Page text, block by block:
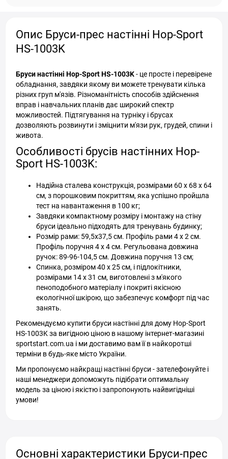
Опис Бруси-прес настінні Hop-Sport
HS-1003K
Бруси настінні Hop-Sport HS-1003K- це просте і перевірене
обладнання, завдяки якому ви можете тренувати кілька
різних груп м'язів. Різноманітність способів здійснення
вправ і навчальних планів дає широкий спектр
можливостей. Підтягування на турніку і брусах
дозволяють розвинути і зміцнити м'язи рук, грудей, спини і
живота.
Особливості брусів настінних Hop-
Sport HS-1003K:
Надійна сталева конструкція, розмірами 60 х 68 х 64
см, з порошковим покриттям, яка успішно пройшла
тест на навантаження в 100 кг;
Завдяки компактному розміру і монтажу на стіну
бруси ідеально підходять для тренувань будинку;
Розмір рами: 59,5х37,5 см. Профіль рами 4 х 2 см.
Профіль поручня 4 х 4 см. Регульована довжина
ручок: 89-96-104,5 см. Довжина поручня 13 см;
Спинка, розміром 40 х 25 см, і підлокітники,
розмірами 14 х 31 см, виготовлені з м'якого
пеноподобного матеріалу і покриті якісною
екологічної шкірою, що забезпечує комфорт під час
занять.
Рекомендуємо купити бруси настінні для дому Hop-Sport
HS-1003K за вигідною ціною в нашому інтернет-магазині
sportstart.com.ua і ми доставимо вам її в найкоротші
терміни в будь-яке місто України.
Ми пропонуємо найкращі настінні бруси - зателефонуйте і
наші менеджери допоможуть підібрати оптимальну
модель за ціною і якістю і запропонують найвигідніші
умови!
Основні характеристики Бруси-прес